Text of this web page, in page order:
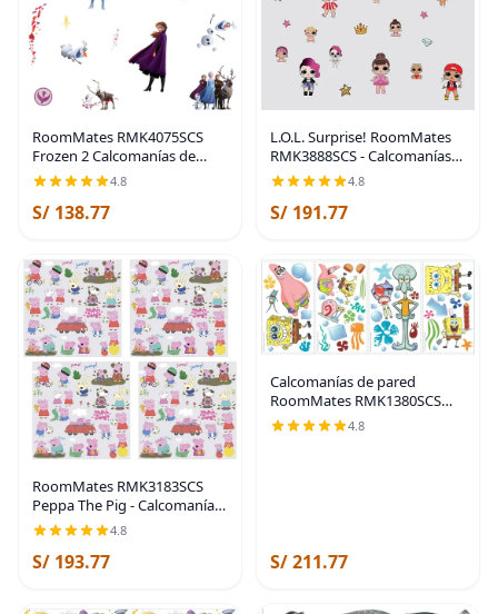
RoomMates RMK4075SCS
Frozen 2 Calcomanías de
pared despegar y pegar
4.8
S/ 138.77
L.O.L. Surprise! RoomMates
RMK3888SCS - Calcomanías
de pared para despegar y
pegar
4.8
S/ 191.77
RoomMates RMK3183SCS
Peppa The Pig - Calcomanías
de pared (4 unidades), diseño
de Peppa The Pig
4.8
S/ 193.77
Calcomanías de pared
RoomMates RMK1380SCS
Spongebob Squarepants
4.8
S/ 211.77